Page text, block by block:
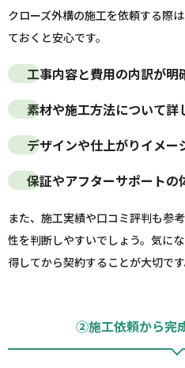
クローズ外構の施工を依頼する際
ておくと安心です。
工事内容と費用の内訳が明
素材や施工方法について詳
デザインや仕上がりイメー
保証やアフターサポートの
また、施工実績や口コミ評判も参
性を判断しやすいでしょう。気に
得してから契約することが大切です
②施工依頼から完